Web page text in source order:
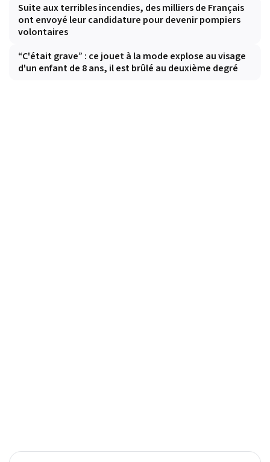
Suite aux terribles incendies, des milliers de Français
ont envoyé leur candidature pour devenir pompiers
volontaires
“C'était grave” : ce jouet à la mode explose au visage
d'un enfant de 8 ans, il est brûlé au deuxième degré